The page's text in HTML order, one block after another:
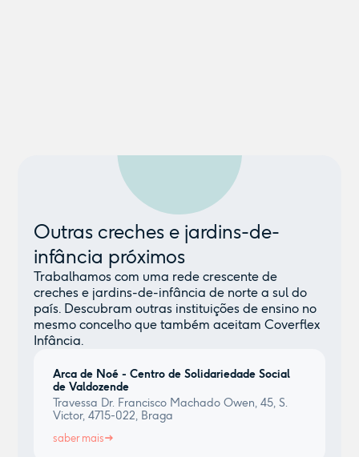
Outras creches e jardins-de-
infância próximos
Trabalhamos com uma rede crescente de
creches e jardins-de-infância de norte a sul do
país. Descubram outras instituições de ensino no
mesmo concelho que também aceitam Coverflex
Infância.
Arca de Noé - Centro de Solidariedade Social
de Valdozende
Travessa Dr. Francisco Machado Owen, 45, S.
Victor, 4715-022, Braga
saber mais